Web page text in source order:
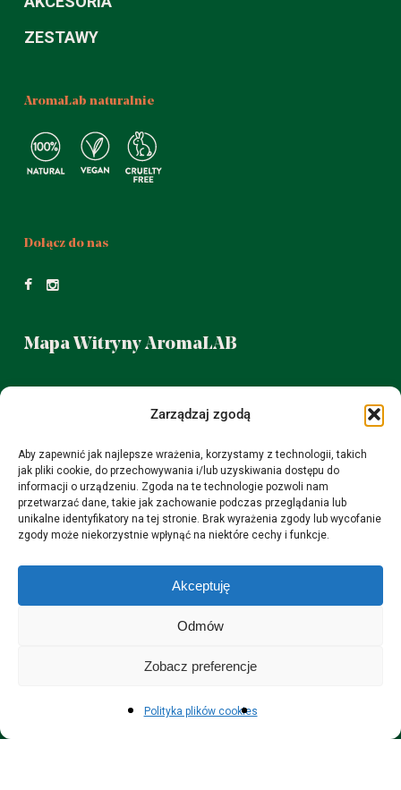
Zarządzaj zgodą
Aby zapewnić jak najlepsze wrażenia, korzystamy z technologii, takich
jak pliki cookie, do przechowywania i/lub uzyskiwania dostępu do
informacji o urządzeniu. Zgoda na te technologie pozwoli nam
przetwarzać dane, takie jak zachowanie podczas przeglądania lub
unikalne identyfikatory na tej stronie. Brak wyrażenia zgody lub wycofanie
zgody może niekorzystnie wpłynąć na niektóre cechy i funkcje.
Akceptuję
Odmów
Zobacz preferencje
Polityka plików cookies
ZESTAWY
AromaLab naturalnie
Dołącz do nas
Mapa Witryny AromaLAB
Puławska 38 od poniedziałku do piątku 14 - 19
sobota 11- 15
Ekologiczne opakowania przesyłek.
Zamówienia dostarczamy w ciągu 48H.
Gwarancja najwyższej jakości i wiedzy.